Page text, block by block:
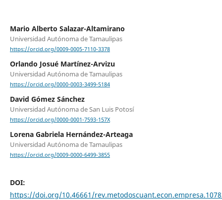
Mario Alberto Salazar-Altamirano
Universidad Autónoma de Tamaulipas
https://orcid.org/0009-0005-7110-3378
Orlando Josué Martínez-Arvizu
Universidad Autónoma de Tamaulipas
https://orcid.org/0000-0003-3499-5184
David Gómez Sánchez
Universidad Autónoma de San Luis Potosí
https://orcid.org/0000-0001-7593-157X
Lorena Gabriela Hernández-Arteaga
Universidad Autónoma de Tamaulipas
https://orcid.org/0009-0000-6499-3855
DOI:
https://doi.org/10.46661/